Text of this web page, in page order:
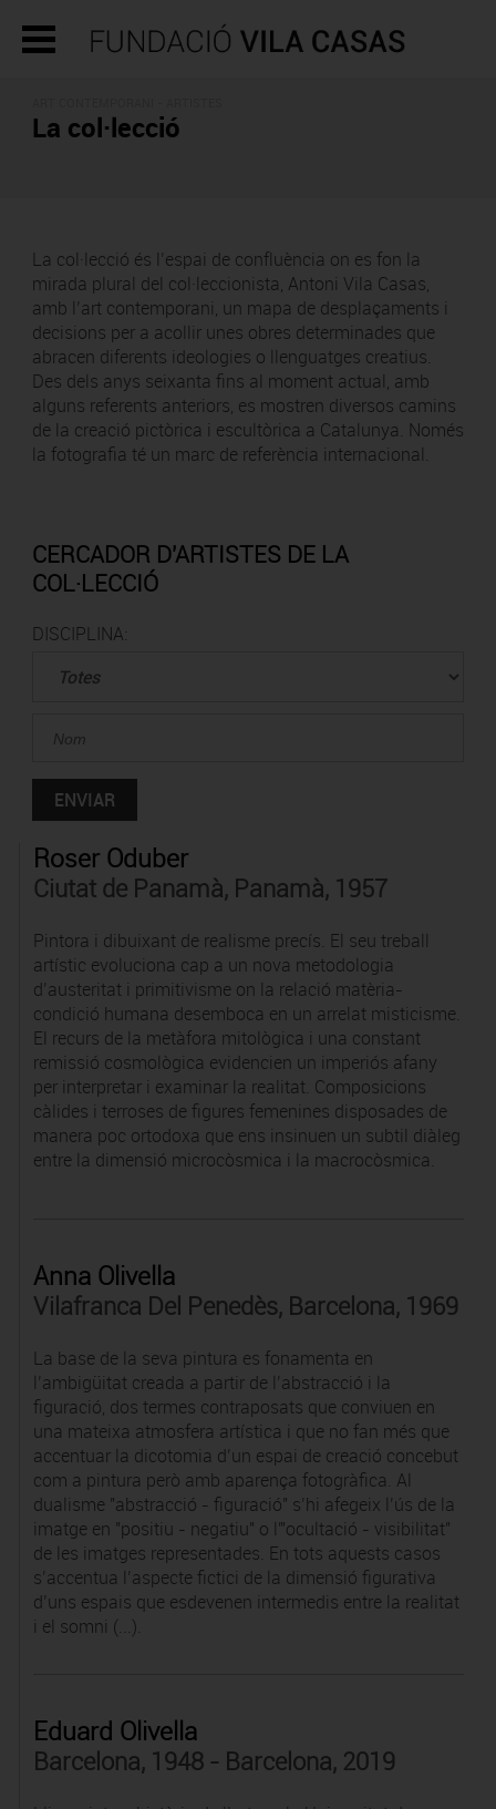
La col·lecció
La col·lecció és l’espai de confluència on es fon la
mirada plural del col·leccionista, Antoni Vila Casas,
amb l’art contemporani, un mapa de desplaçaments i
decisions per a acollir unes obres determinades que
abracen diferents ideologies o llenguatges creatius.
Des dels anys seixanta fins al moment actual, amb
alguns referents anteriors, es mostren diversos camins
de la creació pictòrica i escultòrica a Catalunya. Només
la fotografia té un marc de referència internacional.
CERCADOR D'ARTISTES DE LA
COL·LECCIÓ
DISCIPLINA:
Roser Oduber
Ciutat de Panamà, Panamà, 1957
Pintora i dibuixant de realisme precís. El seu treball
artístic evoluciona cap a un nova metodologia
d’austeritat i primitivisme on la relació matèria-
condició humana desemboca en un arrelat misticisme.
El recurs de la metàfora mitològica i una constant
remissió cosmològica evidencien un imperiós afany
per interpretar i examinar la realitat. Composicions
càlides i terroses de figures femenines disposades de
manera poc ortodoxa que ens insinuen un subtil diàleg
entre la dimensió microcòsmica i la macrocòsmica.
Anna Olivella
Vilafranca Del Penedès, Barcelona, 1969
La base de la seva pintura es fonamenta en
l’ambigüitat creada a partir de l’abstracció i la
figuració, dos termes contraposats que conviuen en
una mateixa atmosfera artística i que no fan més que
accentuar la dicotomia d’un espai de creació concebut
com a pintura però amb aparença fotogràfica. Al
dualisme "abstracció - figuració" s’hi afegeix l’ús de la
imatge en "positiu - negatiu" o l'"ocultació - visibilitat"
de les imatges representades. En tots aquests casos
s’accentua l’aspecte fictici de la dimensió figurativa
d’uns espais que esdevenen intermedis entre la realitat
i el somni (...).
Eduard Olivella
Barcelona, 1948 - Barcelona, 2019